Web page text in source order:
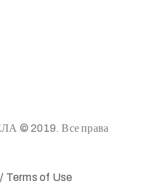
2019. Все права
/ Terms of Use